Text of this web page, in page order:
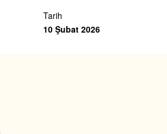
Tarih
10 Şubat 2026